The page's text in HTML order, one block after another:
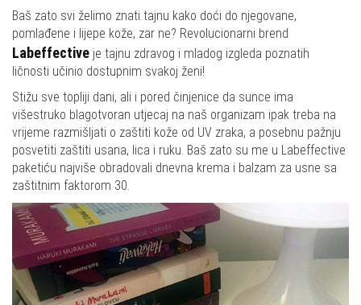
Baš zato svi želimo znati tajnu kako doći do njegovane,
pomlađene i lijepe kože, zar ne? Revolucionarni brend
Labeffective je tajnu zdravog i mladog izgleda poznatih
ličnosti učinio dostupnim svakoj ženi!
Stižu sve topliji dani, ali i pored činjenice da sunce ima
višestruko blagotvoran utjecaj na naš organizam ipak treba na
vrijeme razmišljati o zaštiti kože od UV zraka, a posebnu pažnju
posvetiti zaštiti usana, lica i ruku. Baš zato su me u Labeffective
paketiću najviše obradovali dnevna krema i balzam za usne sa
zaštitnim faktorom 30.